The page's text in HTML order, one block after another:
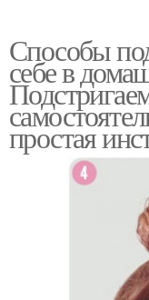
Способы
себе в
простая